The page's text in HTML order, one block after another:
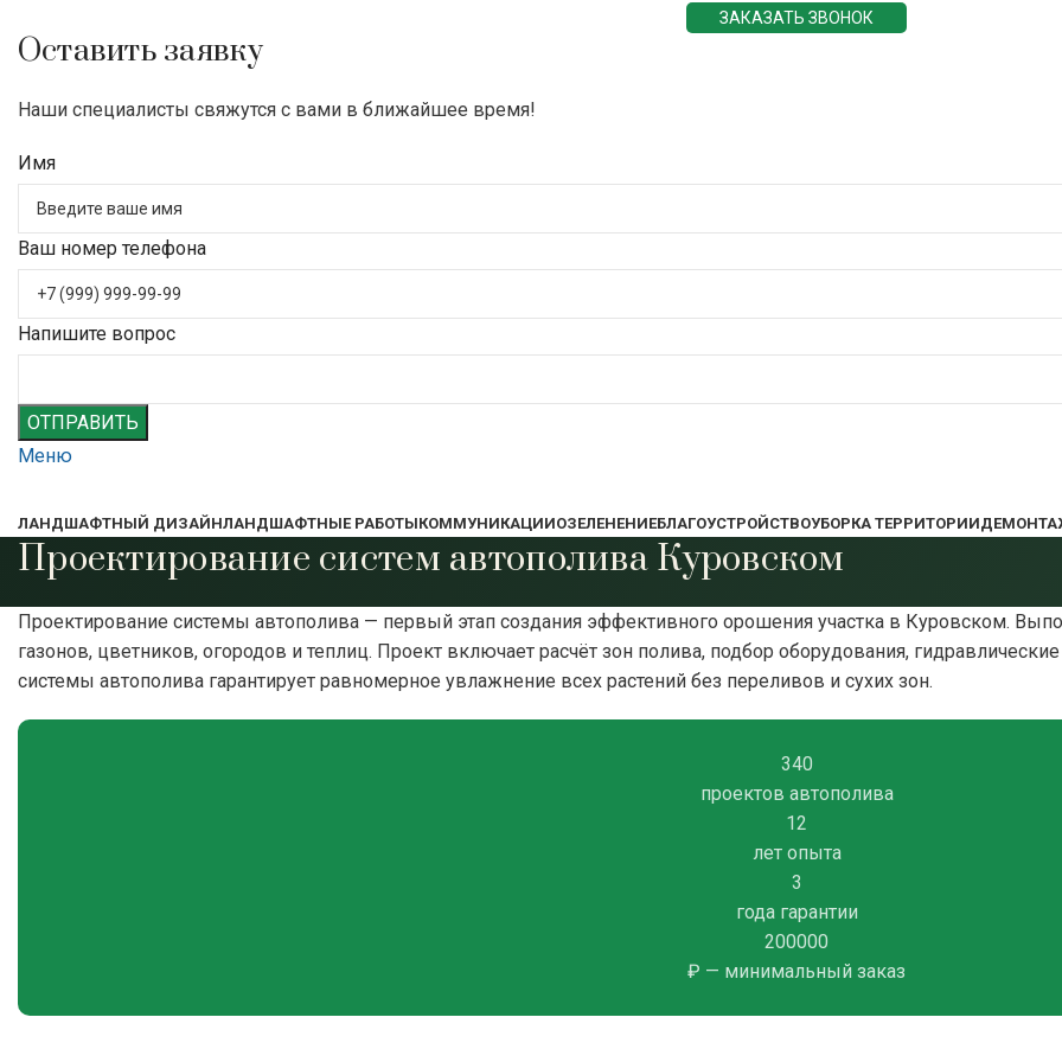
ЗАКАЗАТЬ ЗВОНОК
Оставить заявку
Наши специалисты свяжутся с вами в ближайшее время!
Имя
Ваш номер телефона
Напишите вопрос
ОТПРАВИТЬ
Меню
ЛАНДШАФТНЫЙ ДИЗАЙНЛАНДШАФТНЫЕ РАБОТЫКОММУНИКАЦИИОЗЕЛЕНЕНИЕБЛАГОУСТРОЙСТВОУБОРКА ТЕРРИТОРИИ
Проектирование систем автополива Куровском
Проектирование системы автополива — первый этап создания эффективного орошения участка в Куровском.
газонов, цветников, огородов и теплиц. Проект включает расчёт зон полива, подбор оборудования,
системы автополива гарантирует равномерное увлажнение всех растений без переливов и сухих зон.
340
проектов автополива
12
лет опыта
3
года гарантии
200000
₽ — минимальный заказ